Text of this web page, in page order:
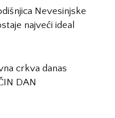
Nevesinjske
najveći ideal
crkva danas
DAN